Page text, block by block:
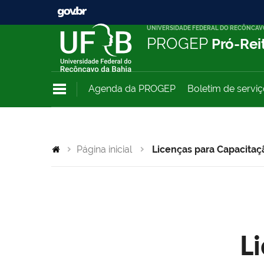
UNIVERSIDADE FEDERAL DO
PROGEP Pró-
Agenda da PROGEP Boletim de
Página inicial Licenças para